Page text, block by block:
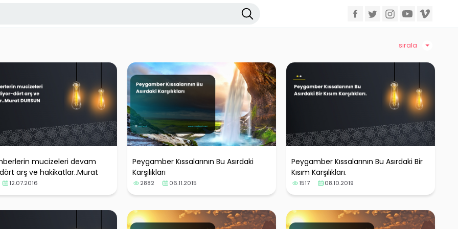
sırala
mucizeleri devam
arş ve hakikatlar..Murat
12.07.2016
Peygamber Kıssalarının Bu Asırdaki
Karşılıkları
2882 06.11.2015
Peygamber Kıssalarının Bu Asırdaki Bir
Kısım Karşılıkları.
1517 08.10.2019